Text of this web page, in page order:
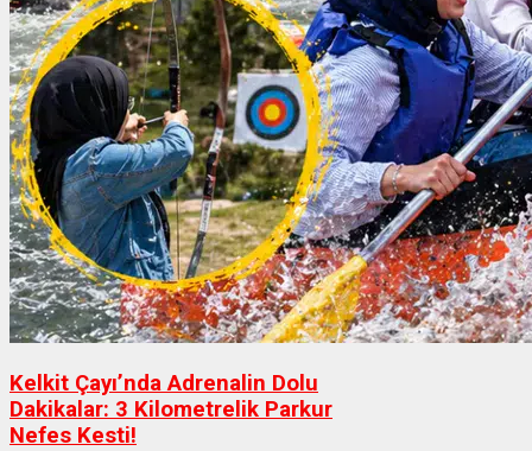
Kelkit Çayı’nda Adrenalin Dolu
Dakikalar: 3 Kilometrelik Parkur
Nefes Kesti!